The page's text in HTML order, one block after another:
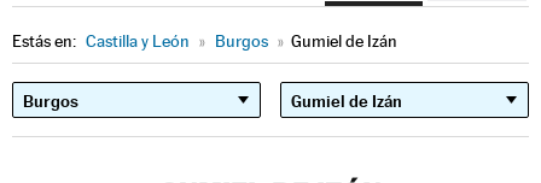
Estás en: Castilla y León » Burgos » Gumiel de Izán